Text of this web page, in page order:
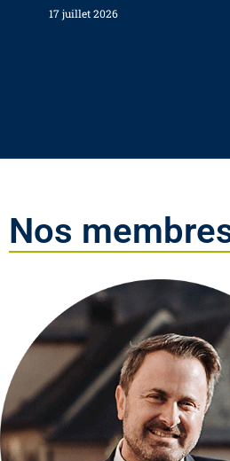
17 juillet 2026
Nos